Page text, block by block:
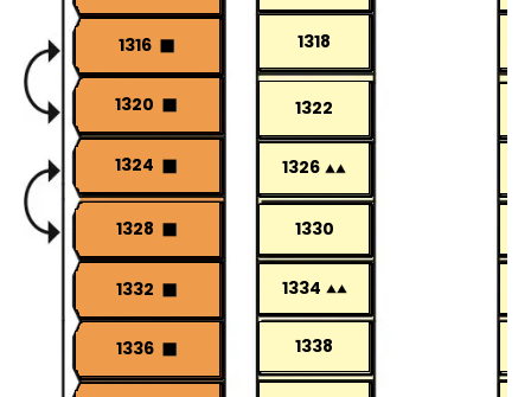
1316 1318
1320 1322
1324 1326
1328 1330
1332 1334
1336 1338